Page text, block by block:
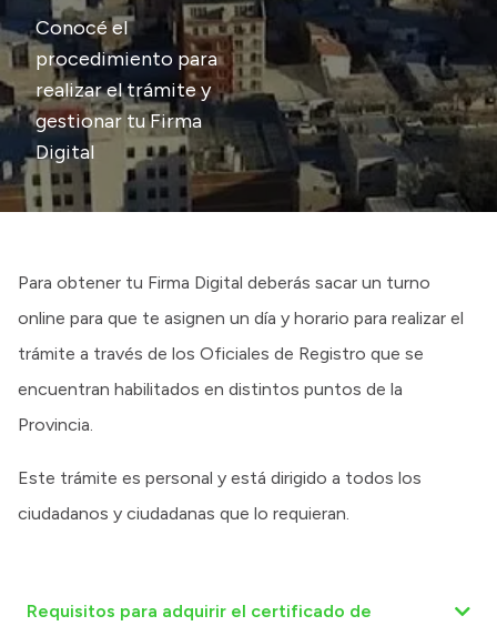
Convocatorias
Intranet
Login
Conocé el
procedimiento para
realizar el trámite y
gestionar tu Firma
Digital
Para obtener tu Firma Digital deberás sacar un turno
online para que te asignen un día y horario para realizar el
trámite a través de los Oficiales de Registro que se
encuentran habilitados en distintos puntos de la
Provincia.
Este trámite es personal y está dirigido a todos los
ciudadanos y ciudadanas que lo requieran.
Requisitos para adquirir el certificado de